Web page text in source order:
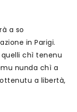
a so
in Parigi.
chì tenenu
nunda chì a
a libertà,